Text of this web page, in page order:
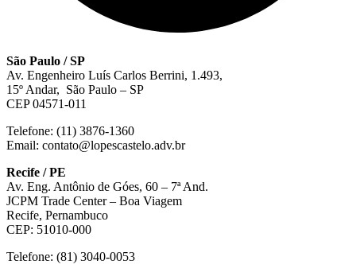
São Paulo / SP
Av. Engenheiro Luís Carlos Berrini, 1.493,
15º Andar, São Paulo – SP
CEP 04571-011
Telefone: (11) 3876-1360
Email: contato@lopescastelo.adv.br
Recife / PE
Av. Eng. Antônio de Góes, 60 – 7ª And.
JCPM Trade Center – Boa Viagem
Recife, Pernambuco
CEP: 51010-000
Telefone: (81) 3040-0053